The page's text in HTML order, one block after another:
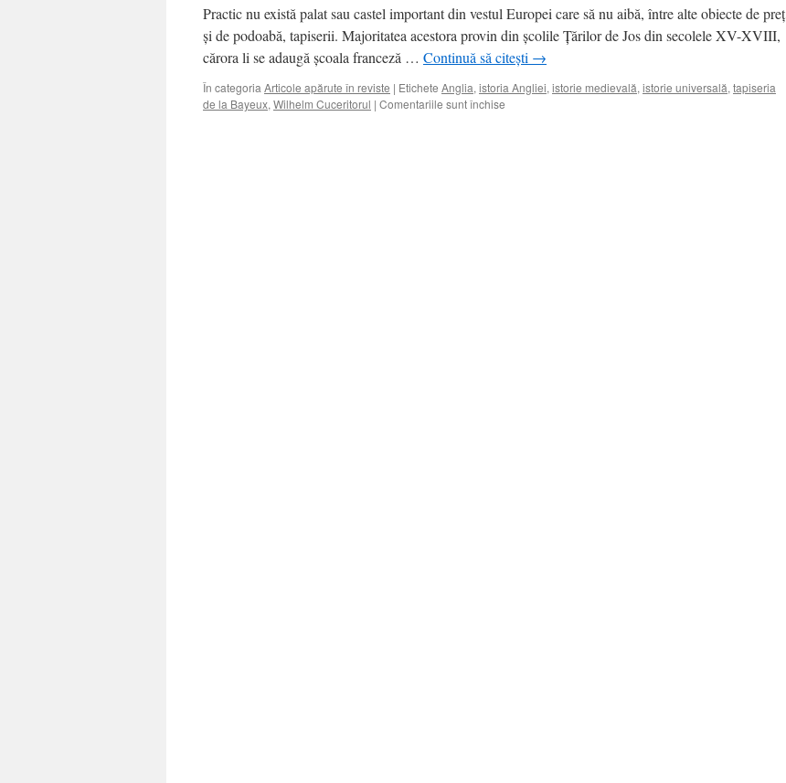
Practic nu există palat sau castel important din vestul Europei care să nu aibă, între alte obiecte de preţ
şi de podoabă, tapiserii. Majoritatea acestora provin din şcolile Ţărilor de Jos din secolele XV-XVIII,
cărora li se adaugă şcoala franceză … Continuă să citești →
În categoria Articole apărute în reviste | Etichete Anglia, istoria Angliei, istorie medievală, istorie universală, tapiseria
de la Bayeux, Wilhelm Cuceritorul | Comentariile sunt închise